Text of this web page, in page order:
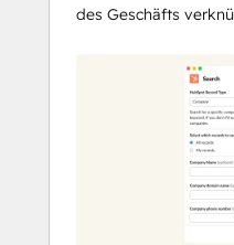
des Geschäfts